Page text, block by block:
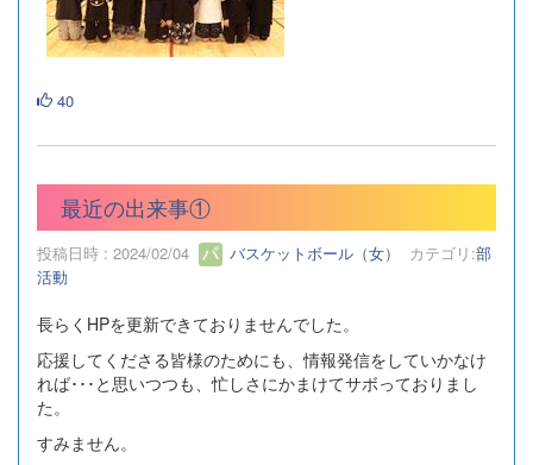
40
最近の出来事①
投稿日時 : 2024/02/04 バスケットボール（女） カテゴリ:部
活動
長らくHPを更新できておりませんでした。
応援してくださる皆様のためにも、情報発信をしていかなけ
れば･･･と思いつつも、忙しさにかまけてサボっておりまし
た。
すみません。